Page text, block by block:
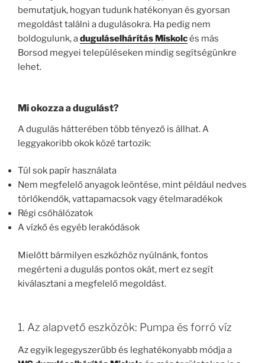
bemutatjuk, hogyan tudunk hatékonyan és gyorsan
megoldást találni a dugulásokra. Ha pedig nem
boldogulunk, aduguláselhárítás Miskolcés más
Borsod megyei településeken mindig segítségünkre
lehet.
Mi okozza a dugulást?
A dugulás hátterében több tényező is állhat. A
leggyakoribb okok közé tartozik:
Túl sok papír használata
Nem megfelelő anyagok leöntése, mint például nedves
törlőkendők, vattapamacsok vagy ételmaradékok
Régi csőhálózatok
A vízkő és egyéb lerakódások
Mielőtt bármilyen eszközhöz nyúlnánk, fontos
megérteni a dugulás pontos okát, mert ez segít
kiválasztani a megfelelő megoldást.
1. Az alapvető eszközök: Pumpa és forró víz
Az egyik legegyszerűbb és leghatékonyabb módja a